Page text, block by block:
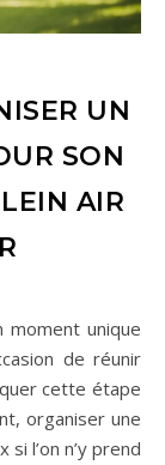
UN
SON
AIR
de réunir
cette étape
organiser une
l’on n’y prend